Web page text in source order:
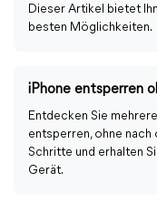
Dieser Artikel bietet
besten Möglichkeiten.
iPhone entsperren
Entdecken Sie
entsperren, ohne nach
Schritte und erhalten
Gerät.